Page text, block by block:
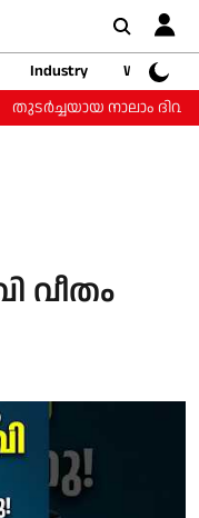
Industry
Web
തുടർച്ചയായ നാലാം
വീതം